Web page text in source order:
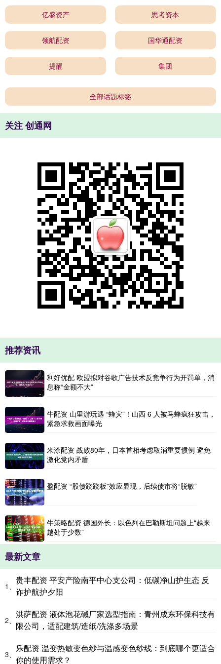
亿盛资产 思考资本
领航配资 国华通配资
提醒 集团
全部话题标签
关注 创通网
推荐资讯
利好优配 欧盟拟对谷歌广告技术反竞争行为开罚单，消
息称“金额不大”
牛配资 山里游玩遇 “蜂灾”！山西 6 人被马蜂疯狂攻击，
紧急求救画面曝光
米涂配资 战败80年，日本首相考虑取消重要惯例 避免
激化党内矛盾
盈配资 “股债跷跷板”效应显现，后续债市将“脱敏”
牛策略配资 德国外长：以色列在巴勒斯坦问题上“越来
越处于少数”
最新文章
1、
贵丰配资 平安产险南平中心支公司：低碳净山护生态 反
诈护航护夕阳
2、
洪萨配资 液体泡花碱厂家选型指南：青州成东环保科技有
限公司，适配建筑/造纸/洗涤多场景
3、
乐配资 温变热敏变色纱与温感变色纱线：到底哪个更适合
你的使用需求？